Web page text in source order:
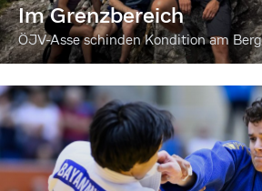
Im Grenzbereich
ÖJV-Asse schinden Kondition am Berg